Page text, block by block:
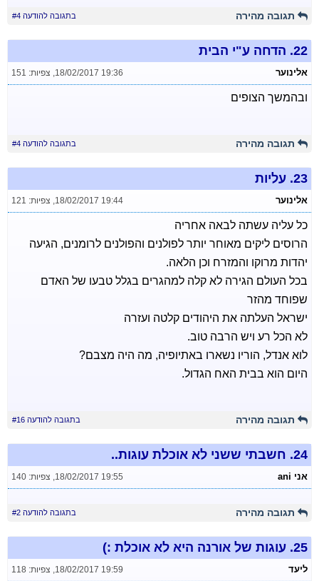
תגובה מהירה בתגובה להודעה #4
22. הדחה ע"י הבית
אלינוער 18/02/2017 19:36
, צפיות: 151
ובהמשך הצופים
תגובה מהירה בתגובה להודעה #4
23. עליות
אלינוער 18/02/2017 19:44
, צפיות: 121
כל עליה עשתה לבאה אחריה
הרוסים ליקים מאוחר יותר לפולנים והפולנים לרומנים, הגיעה
יהדות מרוקו והמזרח וכן הלאה.
בכל העולם הגירה לא קלה למהגרים בגלל טבעו של האדם
שפוחד מהזר
ישראל העלתה את היהודים קלטה ועזרה
לא הכל רע ויש הרבה טוב.
לוא אנדל, הוריו נשארו באתיופיה, מה היה מצבם?
היום הוא בבית האח הגדול.
תגובה מהירה בתגובה להודעה #16
24. חשבתי ששני לא אוכלת עוגות..
אני ani 18/02/2017 19:55
, צפיות: 140
תגובה מהירה בתגובה להודעה #2
25. עוגות של אורנה היא לא אוכלת :)
ליעד 18/02/2017 19:59
, צפיות: 118